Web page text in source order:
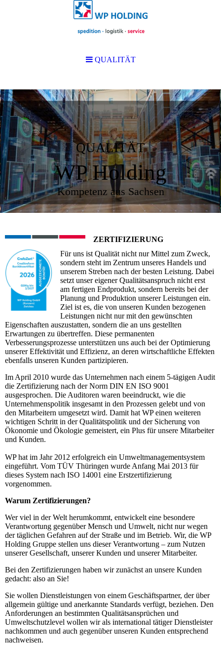
QUALITÄT
WP Holding
Kompetenz aus Sachsen
ZERTIFIZIERUNG
Für uns ist Qualität nicht nur Mittel zum Zweck,
sondern steht im Zentrum unseres Handels und
unserem Streben nach der besten Leistung. Dabei
setzt unser eigener Qualitätsanspruch nicht erst
am fertigen Endprodukt, sondern bereits bei der
Planung und Produktion unserer Leistungen ein.
Ziel ist es, die von unseren Kunden bezogenen
Leistungen nicht nur mit den gewünschten
Eigenschaften auszustatten, sondern die an uns gestellten
Erwartungen zu übertreffen. Diese permanenten
Verbesserungsprozesse unterstützen uns auch bei der Optimierung
unserer Effektivität und Effizienz, an deren wirtschaftliche Effekten
ebenfalls unseren Kunden partizipieren.
Im April 2010 wurde das Unternehmen nach einem 5-tägigen Audit
die Zertifizierung nach der Norm DIN EN ISO 9001
ausgesprochen. Die Auditoren waren beeindruckt, wie die
Unternehmenspolitik insgesamt in den Prozessen gelebt und von
den Mitarbeitern umgesetzt wird. Damit hat WP einen weiteren
wichtigen Schritt in der Qualitätspolitik und der Sicherung von
Ökonomie und Ökologie gemeistert, ein Plus für unsere Mitarbeiter
und Kunden.
WP hat im Jahr 2012 erfolgreich ein Umweltmanagementsystem
eingeführt. Vom TÜV Thüringen wurde Anfang Mai 2013 für
dieses System nach ISO 14001 eine Erstzertifizierung
vorgenommen.
Warum Zertifizierungen?
Wer viel in der Welt herumkommt, entwickelt eine besondere
Verantwortung gegenüber Mensch und Umwelt, nicht nur wegen
der täglichen Gefahren auf der Straße und im Betrieb. Wir, die WP
Holding Gruppe stellen uns dieser Verantwortung – zum Nutzen
unserer Gesellschaft, unserer Kunden und unserer Mitarbeiter.
Bei den Zertifizierungen haben wir zunächst an unsere Kunden
gedacht: also an Sie!
Sie wollen Dienstleistungen von einem Geschäftspartner, der über
allgemein gültige und anerkannte Standards verfügt, beziehen. Den
Anforderungen an bestimmten Qualitätsansprüchen und
Umweltschutzlevel wollen wir als international tätiger Dienstleister
nachkommen und auch gegenüber unseren Kunden entsprechend
nachweisen.
QUALITÄT